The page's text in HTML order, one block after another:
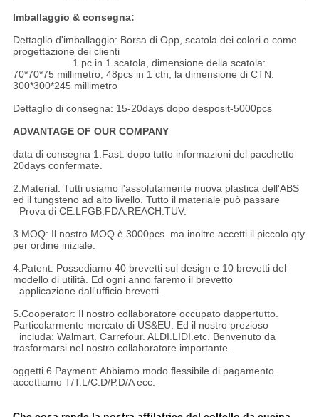
Imballaggio & consegna:
Dettaglio d'imballaggio: Borsa di Opp, scatola dei colori o come
progettazione dei clienti
1 pc in 1 scatola, dimensione della scatola:
70*70*75 millimetro, 48pcs in 1 ctn, la dimensione di CTN:
300*300*245 millimetro
Dettaglio di consegna: 15-20days dopo desposit-5000pcs
ADVANTAGE OF OUR COMPANY
data di consegna 1.Fast: dopo tutto informazioni del pacchetto
20days confermate.
2.Material: Tutti usiamo l'assolutamente nuova plastica dell'ABS
ed il tungsteno ad alto livello. Tutto il materiale può passare
Prova di CE.LFGB.FDA.REACH.TUV.
3.MOQ: Il nostro MOQ è 3000pcs. ma inoltre accetti il piccolo qty
per ordine iniziale.
4.Patent: Possediamo 40 brevetti sul design e 10 brevetti del
modello di utilità. Ed ogni anno faremo il brevetto
applicazione dall'ufficio brevetti.
5.Cooperator: Il nostro collaboratore occupato dappertutto.
Particolarmente mercato di US&EU. Ed il nostro prezioso
includa: Walmart. Carrefour. ALDI.LIDI.etc. Benvenuto da
trasformarsi nel nostro collaboratore importante.
oggetti 6.Payment: Abbiamo modo flessibile di pagamento.
accettiamo T/T.L/C.D/P.D/A ecc.